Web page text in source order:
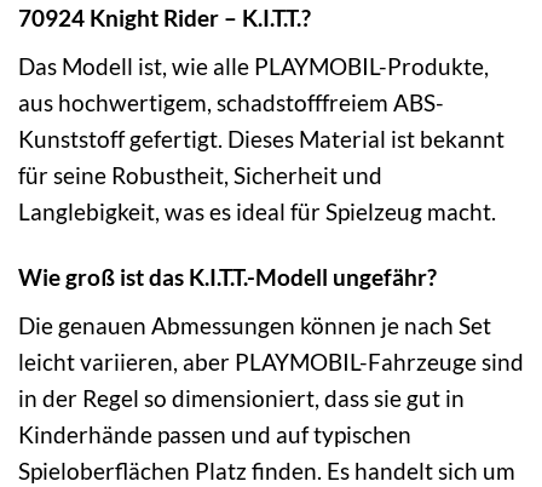
70924 Knight Rider – K.I.T.T.?
Das Modell ist, wie alle PLAYMOBIL-Produkte,
aus hochwertigem, schadstofffreiem ABS-
Kunststoff gefertigt. Dieses Material ist bekannt
für seine Robustheit, Sicherheit und
Langlebigkeit, was es ideal für Spielzeug macht.
Wie groß ist das K.I.T.T.-Modell ungefähr?
Die genauen Abmessungen können je nach Set
leicht variieren, aber PLAYMOBIL-Fahrzeuge sind
in der Regel so dimensioniert, dass sie gut in
Kinderhände passen und auf typischen
Spieloberflächen Platz finden. Es handelt sich um